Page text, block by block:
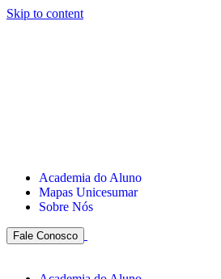
Skip to content
Academia do Aluno
Mapas Unicesumar
Sobre Nós
Fale Conosco